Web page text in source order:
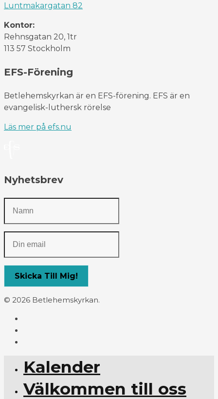
Luntmakargatan 82
Kontor:
Rehnsgatan 20, 1tr
113 57 Stockholm
EFS-Förening
Betlehemskyrkan är en EFS-förening. EFS är en
evangelisk-luthersk rörelse
Läs mer på efs.nu
Nyhetsbrev
© 2026 Betlehemskyrkan.
Kalender
Välkommen till oss